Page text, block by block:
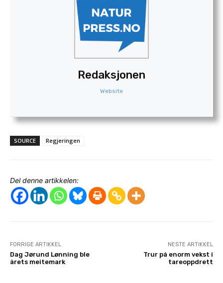
Redaksjonen
Website
SOURCE Regjeringen
Del denne artikkelen:
FORRIGE ARTIKKEL
Dag Jørund Lønning ble
årets meitemark
NESTE ARTIKKEL
Trur på enorm vekst i
tareoppdrett